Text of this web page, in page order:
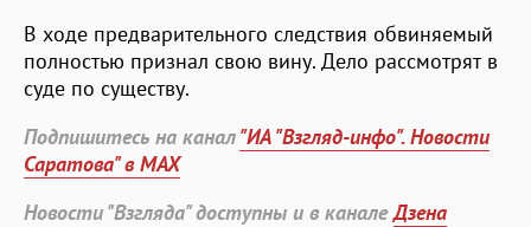
В ходе предварительного следствия обвиняемый
полностью признал свою вину. Дело рассмотрят в
суде по существу.
Подпишитесь на канал"ИА "Взгляд-инфо". Новости
Саратова" в MAX
Новости "Взгляда" доступны и в каналеДзена